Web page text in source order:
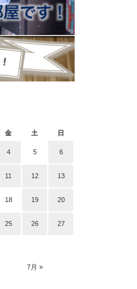
金 土 日
7月 »
4 5 6
11 12 13
18 19 20
25 26 27